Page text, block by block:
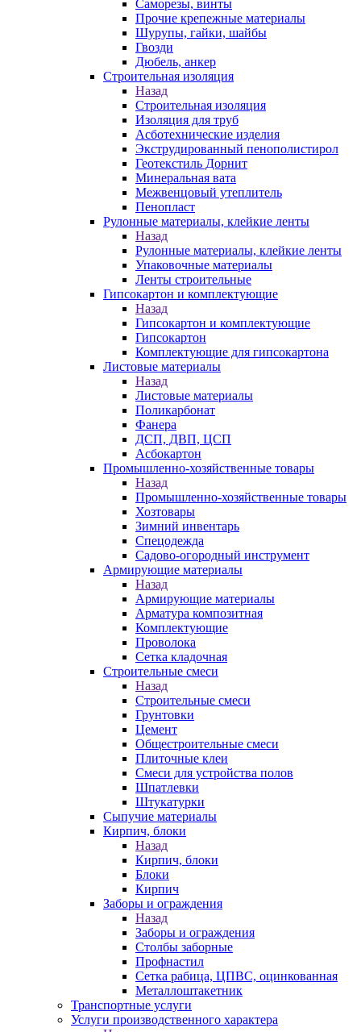
Саморезы, винты
Прочие крепежные материалы
Шурупы, гайки, шайбы
Гвозди
Дюбель, анкер
Строительная изоляция
Назад
Строительная изоляция
Изоляция для труб
Асботехнические изделия
Экструдированный пенополистирол
Геотекстиль Дорнит
Минеральная вата
Межвенцовый утеплитель
Пенопласт
Рулонные материалы, клейкие ленты
Назад
Рулонные материалы, клейкие ленты
Упаковочные материалы
Ленты строительные
Гипсокартон и комплектующие
Назад
Гипсокартон и комплектующие
Гипсокартон
Комплектующие для гипсокартона
Листовые материалы
Назад
Листовые материалы
Поликарбонат
Фанера
ДСП, ДВП, ЦСП
Асбокартон
Промышленно-хозяйственные товары
Назад
Промышленно-хозяйственные товары
Хозтовары
Зимний инвентарь
Спецодежда
Садово-огородный инструмент
Армирующие материалы
Назад
Армирующие материалы
Арматура композитная
Комплектующие
Проволока
Сетка кладочная
Строительные смеси
Назад
Строительные смеси
Грунтовки
Цемент
Общестроительные смеси
Плиточные клеи
Смеси для устройства полов
Шпатлевки
Штукатурки
Сыпучие материалы
Кирпич, блоки
Назад
Кирпич, блоки
Блоки
Кирпич
Заборы и ограждения
Назад
Заборы и ограждения
Столбы заборные
Профнастил
Сетка рабица, ЦПВС, оцинкованная
Металлоштакетник
Транспортные услуги
Услуги производственного характера